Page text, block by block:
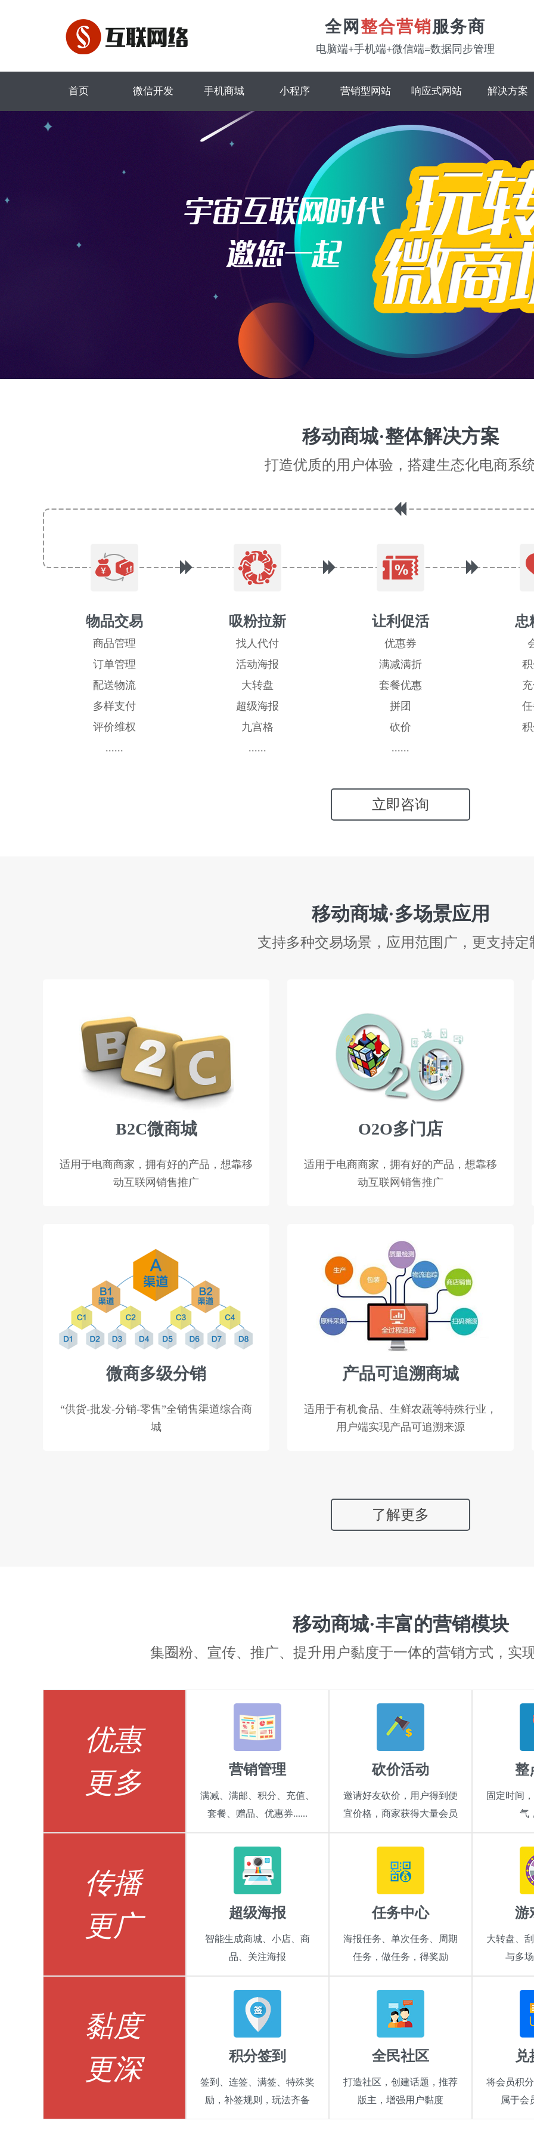
全网 整合营销服务商
电脑端+手机端+微信端=数据同步管理
首页 微信开发 手机商城 小程序 营销型网站 响应式网站 解决方案
移动商城·整体解决方案
打造优质的用户体验，搭建生态化电商系
物品交易
商品管理
订单管理
配送物流
多样支付
评价维权
......
吸粉拉新
找人代付
活动海报
大转盘
超级海报
九宫格
......
让利促活
优惠券
满减满折
套餐优惠
拼团
砍价
......
忠
立即咨询
移动商城·多场景应用
支持多种交易场景，应用范围广，更支持定
B2C微商城
适用于电商商家，拥有好的产品，想靠移
动互联网销售推广
O2O多门店
适用于电商商家，拥有好的产品，想靠移
动互联网销售推广
微商多级分销
“供货-批发-分销-零售”全销售渠道综合商
城
产品可追溯商城
适用于有机食品、生鲜农蔬等特殊行业，
用户端实现产品可追溯来源
了解更多
移动商城·丰富的营销模块
集圈粉、宣传、推广、提升用户黏度于一体的营销方式，实
优惠
更多
营销管理
满减、满邮、积分、充值、
套餐、赠品、优惠券......
砍价活动
邀请好友砍价，用户得到便
宜价格，商家获得大量会员
整
固定时间
气
传播
更广
超级海报
智能生成商城、小店、商
品、关注海报
任务中心
海报任务、单次任务、周期
任务，做任务，得奖励
游
大转盘、
与多
黏度
更深
积分签到
签到、连签、满签、特殊奖
励，补签规则，玩法齐备
全民社区
打造社区，创建话题，推荐
版主，增强用户黏度
将会员积
属于会